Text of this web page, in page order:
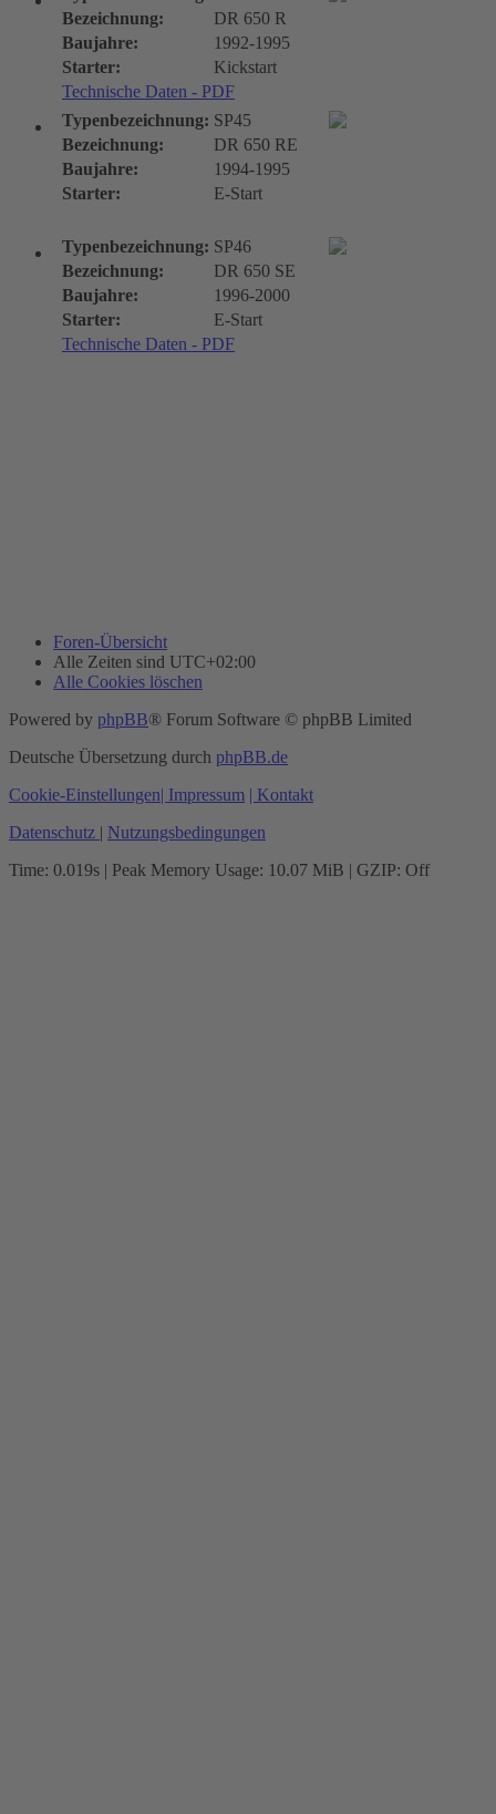
Bezeichnung:
DR 650 R
Baujahre:
1992-1995
Starter:
Kickstart
Technische Daten - PDF
Typenbezeichnung: SP45
Bezeichnung:
DR 650 RE
Baujahre:
1994-1995
Starter:
E-Start
Typenbezeichnung: SP46
Bezeichnung:
DR 650 SE
Baujahre:
1996-2000
Starter:
E-Start
Technische Daten - PDF
Foren-Übersicht
Alle Zeiten sind UTC+02:00
Alle Cookies löschen
Powered by phpBB® Forum Software © phpBB Limited
Deutsche Übersetzung durch phpBB.de
Cookie-Einstellungen| Impressum | Kontakt
Datenschutz | Nutzungsbedingungen
Time: 0.019s | Peak Memory Usage: 10.07 MiB | GZIP: Off